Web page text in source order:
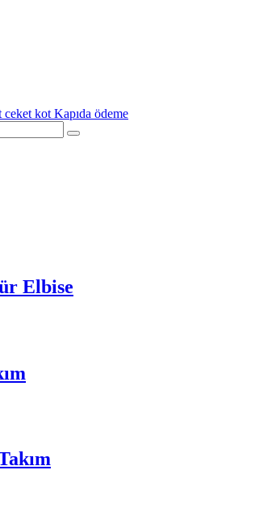
kot Kapıda ödeme
Elbise